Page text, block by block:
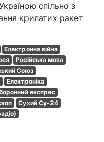
спільно з
крилатих ракет
Електронна війна
Російська мова
Союз
Електроніка
експрес
Сухий Су-24